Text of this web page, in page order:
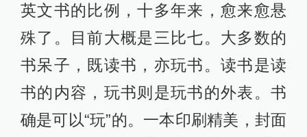
英文书的比例，十多年来，愈来愈悬
殊了。目前大概是三比七。大多数的
书呆子，既读书，亦玩书。读书是读
书的内容，玩书则是玩书的外表。书
确是可以“玩”的。一本印刷精美，封面